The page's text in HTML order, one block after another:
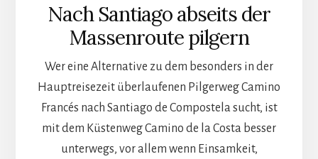
Nach Santiago abseits der
Massenroute pilgern
Wer eine Alternative zu dem besonders in der
Hauptreisezeit überlaufenen Pilgerweg Camino
Francés nach Santiago de Compostela sucht, ist
mit dem Küstenweg Camino de la Costa besser
unterwegs, vor allem wenn Einsamkeit,